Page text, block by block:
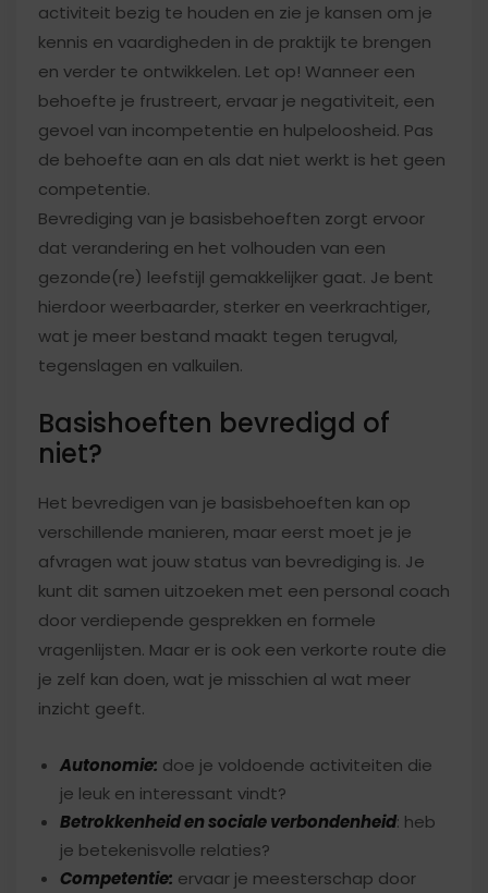
activiteit bezig te houden en zie je kansen om je
kennis en vaardigheden in de praktijk te brengen
en verder te ontwikkelen. Let op! Wanneer een
behoefte je frustreert, ervaar je negativiteit, een
gevoel van incompetentie en hulpeloosheid. Pas
de behoefte aan en als dat niet werkt is het geen
competentie.
Bevrediging van je basisbehoeften zorgt ervoor
dat verandering en het volhouden van een
gezonde(re) leefstijl gemakkelijker gaat. Je bent
hierdoor weerbaarder, sterker en veerkrachtiger,
wat je meer bestand maakt tegen terugval,
tegenslagen en valkuilen.
Basishoeften bevredigd of
niet?
Het bevredigen van je basisbehoeften kan op
verschillende manieren, maar eerst moet je je
afvragen wat jouw status van bevrediging is. Je
kunt dit samen uitzoeken met een personal coach
door verdiepende gesprekken en formele
vragenlijsten. Maar er is ook een verkorte route die
je zelf kan doen, wat je misschien al wat meer
inzicht geeft.
Autonomie: doe je voldoende activiteiten die
je leuk en interessant vindt?
Betrokkenheid en sociale verbondenheid: heb
je betekenisvolle relaties?
Competentie: ervaar je meesterschap door